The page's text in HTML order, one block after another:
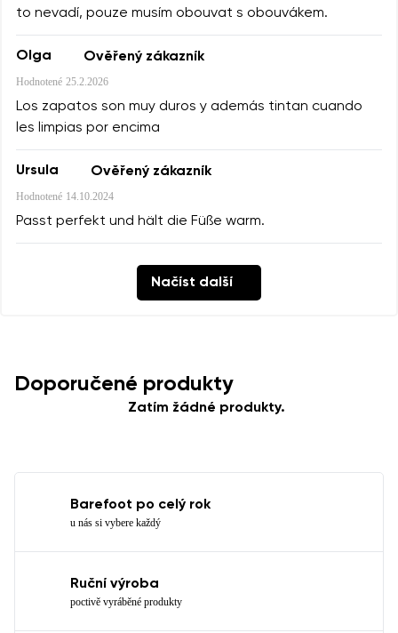
to nevadí, pouze musím obouvat s obouvákem.
Olga Ověřený zákazník
Hodnotené 25.2.2026
Los zapatos son muy duros y además tintan cuando
les limpias por encima
Ursula Ověřený zákazník
Hodnotené 14.10.2024
Passt perfekt und hält die Füße warm.
Načíst další
Doporučené produkty
Zatím žádné produkty.
Barefoot po celý rok
u nás si vybere každý
Ruční výroba
poctivě vyráběné produkty